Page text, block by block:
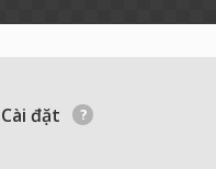
Cài đặt